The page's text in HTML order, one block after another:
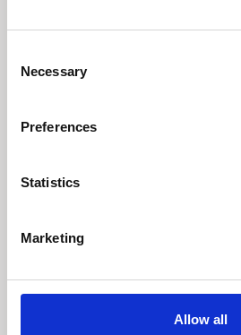
Selection
Necessary
Preferences
Statistics
Marketing
Allow all